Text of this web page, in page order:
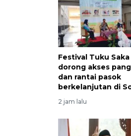
Festival Tuku
dorong akses
dan rantai pasok
berkelanjutan di
2 jam lalu